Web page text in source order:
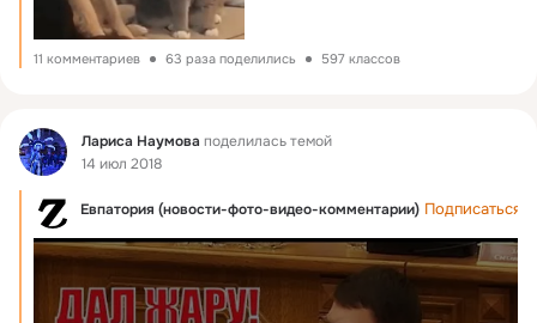
11 комментариев 63 раза поделились 597 классов
Фид Лариса Наумова поделилась темой
14 июл 2018
Евпатория (новости-фото-видео-комментарии) Подписаться